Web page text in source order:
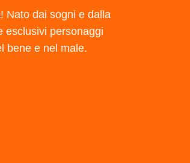
Nato dai sogni e dalla
esclusivi personaggi
bene e nel male.